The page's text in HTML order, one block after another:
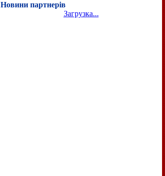
Новини партнерів
Загрузка...